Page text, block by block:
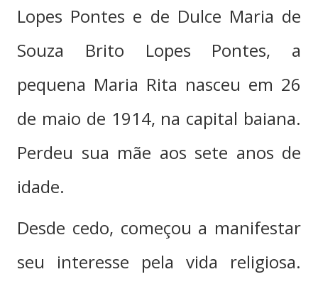
Lopes Pontes e de Dulce Maria de
Souza Brito Lopes Pontes, a
pequena Maria Rita nasceu em 26
de maio de 1914, na capital baiana.
Perdeu sua mãe aos sete anos de
idade.
Desde cedo, começou a manifestar
seu interesse pela vida religiosa.